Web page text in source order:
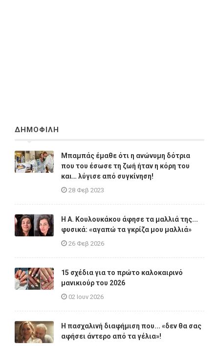
ΔΗΜΟΦΙΛΗ
Μπαμπάς έμαθε ότι η ανώνυμη δότρια
που του έσωσε τη ζωή ήταν η κόρη του
και… λύγισε από συγκίνηση!
28 Φεβ 2023
Η A. Κουλουκάκου άφησε τα μαλλιά της...
φυσικά: «αγαπώ τα γκρίζα μου μαλλιά»
26 Φεβ 2026
15 σχέδια για το πρώτο καλοκαιρινό
μανικιούρ του 2026
02 Ιουν 2026
Η πασχαλινή διαφήμιση που... «δεν θα σας
αφήσει άντερο από τα γέλια»!